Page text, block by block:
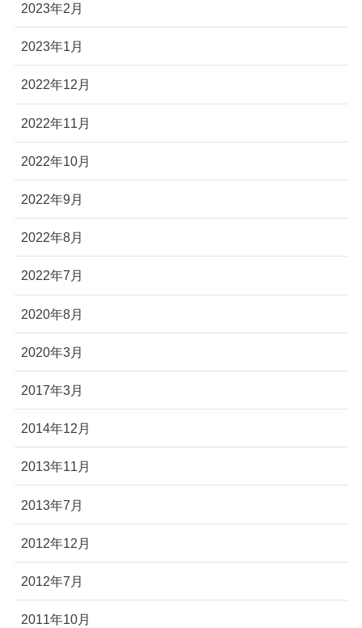
2023年2月
2023年1月
2022年12月
2022年11月
2022年10月
2022年9月
2022年8月
2022年7月
2020年8月
2020年3月
2017年3月
2014年12月
2013年11月
2013年7月
2012年12月
2012年7月
2011年10月